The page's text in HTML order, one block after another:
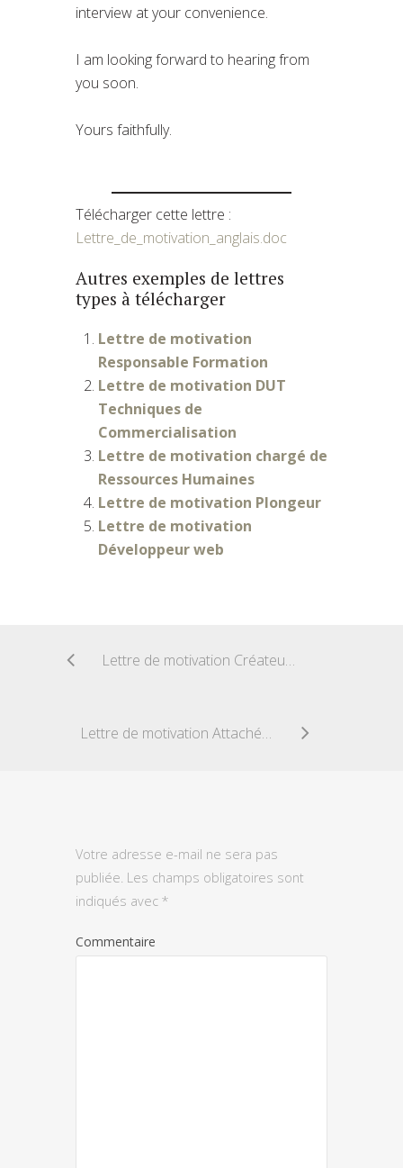
interview at your convenience.
I am looking forward to hearing from
you soon.
Yours faithfully.
Télécharger cette lettre :
Lettre_de_motivation_anglais.doc
Autres exemples de lettres
types à télécharger
Lettre de motivation
Responsable Formation
Lettre de motivation DUT
Techniques de
Commercialisation
Lettre de motivation chargé de
Ressources Humaines
Lettre de motivation Plongeur
Lettre de motivation
Développeur web
Lettre de motivation Créateur d’ambiance
Lettre de motivation Attachée de presse
Votre adresse e-mail ne sera pas
publiée. Les champs obligatoires sont
indiqués avec *
Commentaire